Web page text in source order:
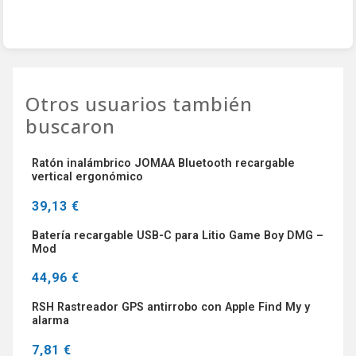
Otros usuarios también
buscaron
Ratón inalámbrico JOMAA Bluetooth recargable
vertical ergonómico
39,13 €
Batería recargable USB-C para Litio Game Boy DMG –
Mod
44,96 €
RSH Rastreador GPS antirrobo con Apple Find My y
alarma
7,81 €